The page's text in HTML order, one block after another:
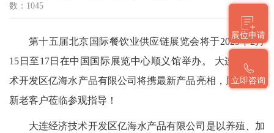
展位申请
立即咨询
数： 1045
第十五届北京国际餐饮业供应链展览会将于2025年2月
15日至17日在中国国际展览中心顺义馆举办。 大连经济技
术开发区亿海水产品有限公司将携最新产品亮相，届时欢迎
新老客户莅临参观指导！
大连经济技术开发区亿海水产品有限公司是以养殖、加